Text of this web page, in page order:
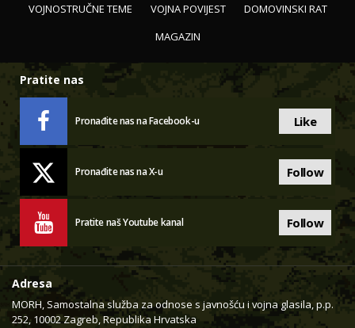
VOJNOSTRUČNE TEME
VOJNA POVIJEST
DOMOVINSKI RAT
MAGAZIN
Pratite nas
Pronađite nas na Facebook-u Like
Pronađite nas na X-u Follow
Pratite naš Youtube kanal Follow
Adresa
MORH, Samostalna služba za odnose s javnošću i vojna glasila, p.p.
252, 10002 Zagreb, Republika Hrvatska